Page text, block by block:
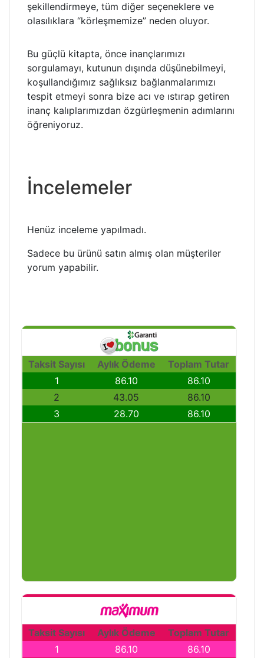
şekillendirmeye, tüm diğer seçeneklere ve
olasılıklara “körleşmemize” neden oluyor.
Bu güçlü kitapta, önce inançlarımızı
sorgulamayı, kutunun dışında düşünebilmeyi,
koşullandığımız sağlıksız bağlanmalarımızı
tespit etmeyi sonra bize acı ve ıstırap getiren
inanç kalıplarımızdan özgürleşmenin adımlarını
öğreniyoruz.
İncelemeler
Henüz inceleme yapılmadı.
Sadece bu ürünü satın almış olan müşteriler
yorum yapabilir.
Taksit Sayısı Aylık Ödeme
Toplam Tutar
1
86.10
86.10
2
43.05
86.10
3
28.70 86.10
Taksit Sayısı Aylık Ödeme
Toplam Tutar
1
86.10 86.10